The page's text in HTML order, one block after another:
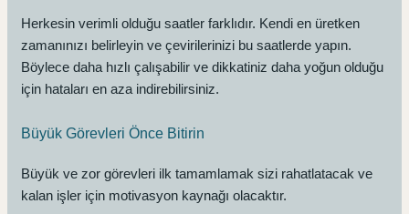
Herkesin verimli olduğu saatler farklıdır. Kendi en üretken
zamanınızı belirleyin ve çevirilerinizi bu saatlerde yapın.
Böylece daha hızlı çalışabilir ve dikkatiniz daha yoğun olduğu
için hataları en aza indirebilirsiniz.
Büyük Görevleri Önce Bitirin
Büyük ve zor görevleri ilk tamamlamak sizi rahatlatacak ve
kalan işler için motivasyon kaynağı olacaktır.